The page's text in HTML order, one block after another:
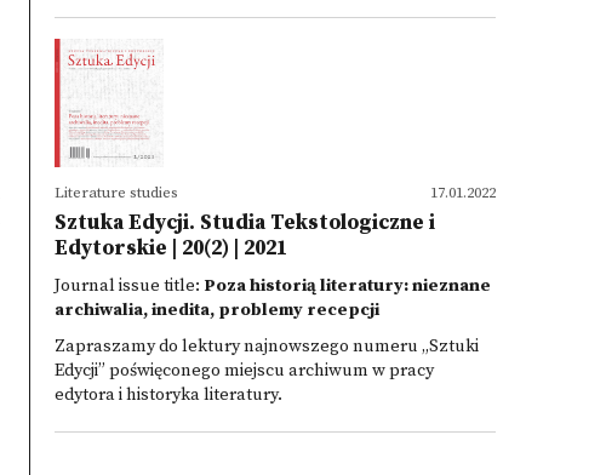
17.01.2022
Literature studies
Sztuka Edycji. Studia Tekstologiczne i
Edytorskie | 20(2) | 2021
Journal issue title: Poza historią literatury: nieznane
archiwalia, inedita, problemy recepcji
Zapraszamy do lektury najnowszego numeru „Sztuki
Edycji” poświęconego miejscu archiwum w pracy
edytora i historyka literatury.